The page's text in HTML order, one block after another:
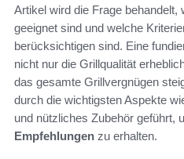
Artikel wird die Frage
geeignet sind und welche
berücksichtigen sind. Eine
nicht nur die Grillqualität
das gesamte Grillvergnügen
durch die wichtigsten Aspekte
und nützliches Zubehör geführt,
Empfehlungen zu erhalten.